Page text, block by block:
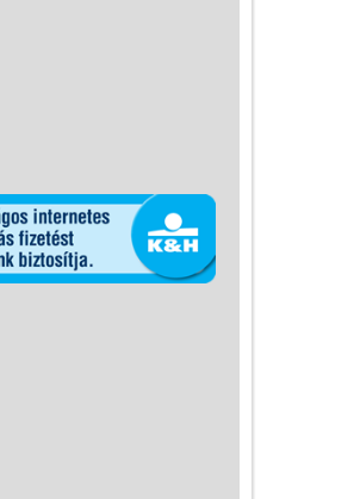
Papírszínház
Pixelhobby